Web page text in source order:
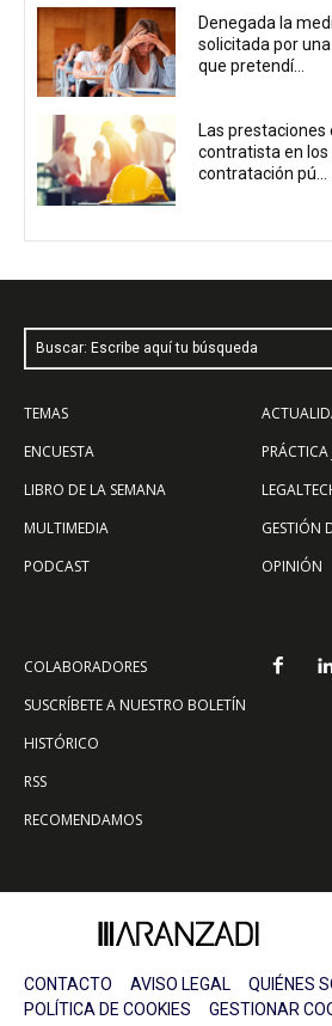
Denegada la
solicitada por
que pretendí...
Las prestaciones
contratista en los
contratación pú...
Buscar: Escribe aquí tu búsqueda
TEMAS
ENCUESTA
LIBRO DE LA SEMANA
MULTIMEDIA
PODCAST
GESTIÓN
OPINIÓN
COLABORADORES
SUSCRÍBETE A NUESTRO BOLETÍN
HISTÓRICO
RSS
RECOMENDAMOS
CONTACTO AVISO LEGAL QUIÉNES
POLÍTICA DE COOKIES
GESTIONAR